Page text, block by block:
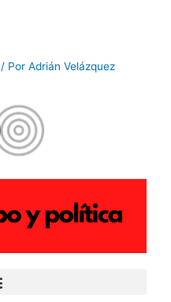
/ PorAdrián Velázquez